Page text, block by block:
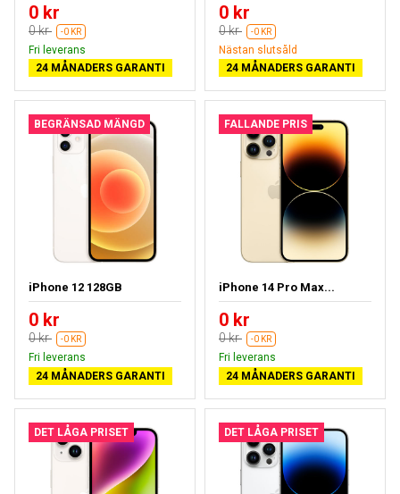
0 kr
0 kr -0 KR
Fri leverans
24 MÅNADERS GARANTI
0 kr
0 kr -0 KR
Nästan slutsåld
24 MÅNADERS GARANTI
BEGRÄNSAD MÄNGD
iPhone 12 128GB
0 kr
0 kr -0 KR
Fri leverans
24 MÅNADERS GARANTI
FALLANDE PRIS
iPhone 14 Pro Max...
0 kr
0 kr -0 KR
Fri leverans
24 MÅNADERS GARANTI
DET LÅGA PRISET DET LÅGA PRISET